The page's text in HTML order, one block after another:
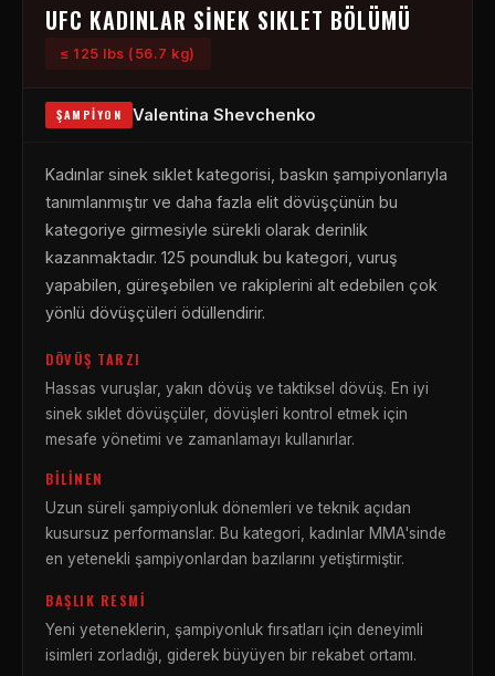
UFC KADINLAR SINEK SIKLET BÖLÜMÜ
≤ 125 lbs (56.7 kg)
ŞAMPIYON Valentina Shevchenko
Kadınlar sinek sıklet kategorisi, baskın şampiyonlarıyla
tanımlanmıştır ve daha fazla elit dövüşçünün bu
kategoriye girmesiyle sürekli olarak derinlik
kazanmaktadır. 125 poundluk bu kategori, vuruş
yapabilen, güreşebilen ve rakiplerini alt edebilen çok
yönlü dövüşçüleri ödüllendirir.
DÖVÜŞ TARZI
Hassas vuruşlar, yakın dövüş ve taktiksel dövüş. En iyi
sinek sıklet dövüşçüler, dövüşleri kontrol etmek için
mesafe yönetimi ve zamanlamayı kullanırlar.
BILINEN
Uzun süreli şampiyonluk dönemleri ve teknik açıdan
kusursuz performanslar. Bu kategori, kadınlar MMA'sinde
en yetenekli şampiyonlardan bazılarını yetiştirmiştir.
BAŞLIK RESMI
Yeni yeteneklerin, şampiyonluk fırsatları için deneyimli
isimleri zorladığı, giderek büyüyen bir rekabet ortamı.